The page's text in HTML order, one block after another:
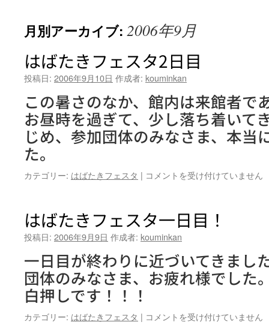
月別アーカイブ: 2006年9月
はばたきフェスタ2日目
投稿日: 2006年9月10日 作成者: kouminkan
この暑さのなか、館内は来館者で
お昼時を過ぎて、少し落ち着いて
じめ、参加団体のみなさま、本当
た。
カテゴリー: はばたきフェスタ | は
き
フ
ェ
タ
2
日
コメントを受け付けていません
はばたきフェスタ一日目！
投稿日: 2006年9月9日 作成者: kouminkan
一日目が終わりに近づいてきまし
団体のみなさま、お疲れ様でした
白押しです！！！
カテゴリー: はばたきフェスタ | は
コメントを受け付けていません